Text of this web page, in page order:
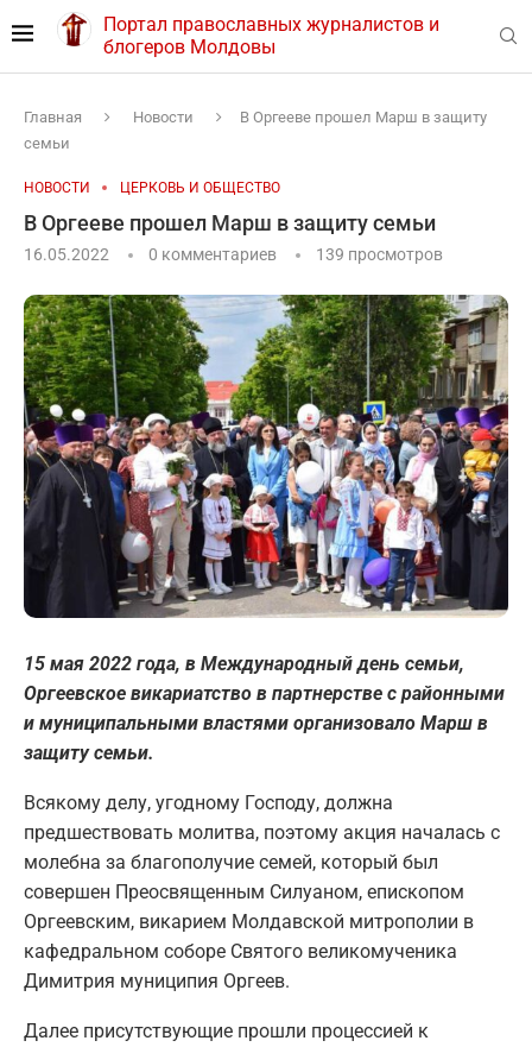
Портал православных журналистов и
блогеров Молдовы
Главная Новости
В Оргееве прошел Марш в защиту
семьи
НОВОСТИ ЦЕРКОВЬ И ОБЩЕСТВО
В Оргееве прошел Марш в защиту семьи
16.05.2022 0 комментариев 139 просмотров
15 мая 2022 года, в Международный день семьи,
Оргеевское викариатство в партнерстве с районными
и муниципальными властями организовало Марш в
защиту семьи.
Всякому делу, угодному Господу, должна
предшествовать молитва, поэтому акция началась с
молебна за благополучие семей, который был
совершен Преосвященным Силуаном, епископом
Оргеевским, викарием Молдавской митрополии в
кафедральном соборе Святого великомученика
Димитрия муниципия Оргеев.
Далее присутствующие прошли процессией к